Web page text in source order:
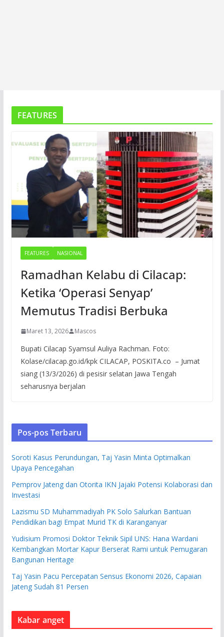
FEATURES
FEATURES NASIONAL
Ramadhan Kelabu di Cilacap:
Ketika ‘Operasi Senyap’
Memutus Tradisi Berbuka
Maret 13, 2026 Mascos
Bupati Cilacap Syamsul Auliya Rachman. Foto:
Kolase/cilacap.go.id/kpk CILACAP, POSKITA.co – Jumat
siang (13/3/2026) di pesisir selatan Jawa Tengah
seharusnya berjalan
Pos-pos Terbaru
Soroti Kasus Perundungan, Taj Yasin Minta Optimalkan
Upaya Pencegahan
Pemprov Jateng dan Otorita IKN Jajaki Potensi Kolaborasi dan
Investasi
Lazismu SD Muhammadiyah PK Solo Salurkan Bantuan
Pendidikan bagi Empat Murid TK di Karanganyar
Yudisium Promosi Doktor Teknik Sipil UNS: Hana Wardani
Kembangkan Mortar Kapur Berserat Rami untuk Pemugaran
Bangunan Heritage
Taj Yasin Pacu Percepatan Sensus Ekonomi 2026, Capaian
Jateng Sudah 81 Persen
Kabar anget